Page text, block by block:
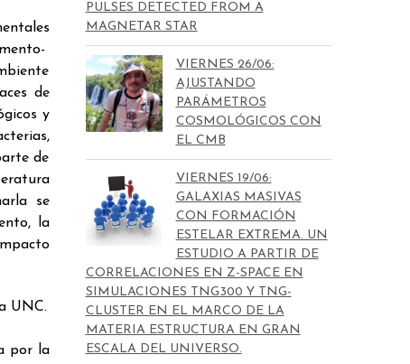
de
y
de
se
la
UNC.
por la
PULSES DETECTED FROM A
MAGNETAR STAR
VIERNES 26/06:
AJUSTANDO
PARÁMETROS
COSMOLÓGICOS CON
EL CMB
VIERNES 19/06:
GALAXIAS MASIVAS
CON FORMACIÓN
ESTELAR EXTREMA. UN
ESTUDIO A PARTIR DE
CORRELACIONES EN Z-SPACE EN
SIMULACIONES TNG300 Y TNG-
CLUSTER EN EL MARCO DE LA
MATERIA ESTRUCTURA EN GRAN
ESCALA DEL UNIVERSO.